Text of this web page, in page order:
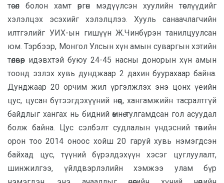
төсөл болон хамт өргөн мэдүүлсэн хуулийн төслүүдийг
хэлэлцэх эсэхийг хэлэлцлээ. Хууль санаачлагчийн
илтгэлийг УИХ-ын гишүүн Ж.Чинбүрэн танилцуулсан
юм. Тэрбээр, Монгол Улсын хүн амын суваргын хэтийн
төлөвөөр идэвхтэй буюу 24-45 насны донорын хүн амын
тоонд эзлэх хувь дунджаар 2 дахин буурахаар байна.
Дунджаар 20 орчим жил үргэлжлэх энэ цонх үеийн
цус, цусан бүтээгдэхүүний нөөц, хангамжийн тасралтгүй
байдлыг хангах нь бидний өмнө тулгамдсан гол асуудал
болж байна. Цус сэлбэлт судлалын үндэсний төвийн
орон тоо 2014 оноос хойш 20 гаруй хувь нэмэгдсэн
байхад цус, түүний бүрэлдэхүүн хэсэг цуглуулалт,
шинжилгээ, үйлдвэрлэлийн хэмжээ улам бүр